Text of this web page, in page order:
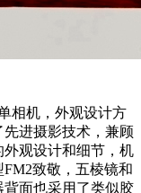
相机，外观设计方
进摄影技术，兼顾
观设计和细节，机
致敬，五棱镜和
面也采用了类似胶